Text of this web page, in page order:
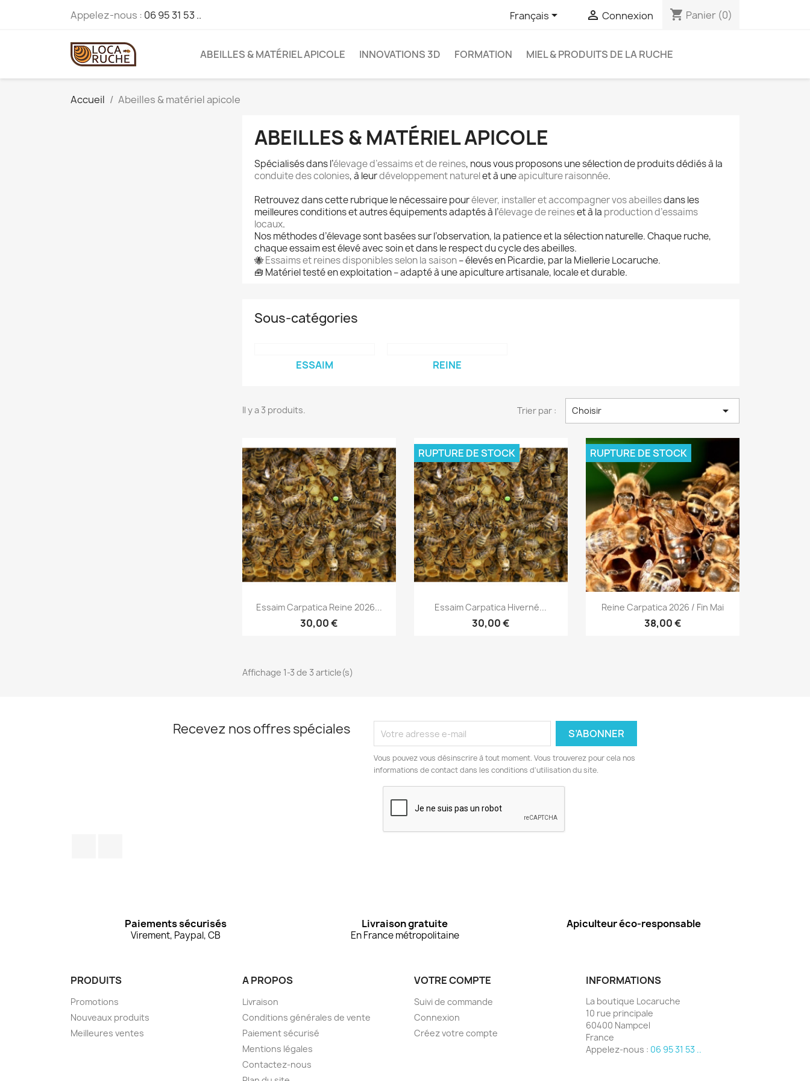
Appelez-nous : 06 95 31 53 .. Français  Connexion shopping_cart Panier (0)
ABEILLES & MATÉRIEL APICOLE INNOVATIONS 3D FORMATION MIEL & PRODUITS DE LA RUCHE
Accueil Abeilles & matériel apicole
ABEILLES & MATÉRIEL APICOLE
Spécialisés dans l’élevage d’essaims et de reines, nous vous proposons une sélection de produits dédiés à la
conduite des colonies, à leurdéveloppement naturelet à uneapiculture raisonnée.
Retrouvez dans cette rubrique le nécessaire pourélever, installer et accompagner vos abeillesdans les
meilleures conditions et autres équipements adaptés à l’élevage de reineset à la production d’essaims
locaux.
Nos méthodes d’élevage sont basées sur l’observation, la patience et la sélection naturelle. Chaque ruche,
chaque essaim est élevé avec soin et dans le respect du cycle des abeilles.
🐝Essaims et reines disponibles selon la saison– élevés en Picardie, par la Miellerie Locaruche.
🧰 Matériel testé en exploitation – adapté à une apiculture artisanale, locale et durable.
Sous-catégories
ESSAIM REINE
Il y a 3 produits. Trier par : Choisir 
Aperçu rapide
Essaim Carpatica Reine 2026...
30,00 €
Aperçu rapide
Essaim Carpatica Hiverné...
30,00 €
RUPTURE DE STOCK
Aperçu rapide
Reine Carpatica 2026 / Fin Mai
38,00 €
RUPTURE DE STOCK
Affichage 1-3 de 3 article(s)
Recevez nos offres spéciales
Vous pouvez vous désinscrire à tout moment. Vous trouverez pour cela nos
informations de contact dans les conditions d'utilisation du site.
Paiements sécurisés
Virement, Paypal, CB
Livraison gratuite
En France métropolitaine
Apiculteur éco-responsable
PRODUITS
Promotions
Nouveaux produits
Meilleures ventes
A PROPOS
Livraison
Conditions générales de vente
Paiement sécurisé
Mentions légales
Contactez-nous
VOTRE COMPTE
Suivi de commande
Connexion
Créez votre compte
INFORMATIONS
La boutique Locaruche
10 rue principale
60400 Nampcel
France
Appelez-nous : 06 95 31 53 ..